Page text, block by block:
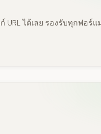
URL ได้เลย รองรับทุกฟอร์